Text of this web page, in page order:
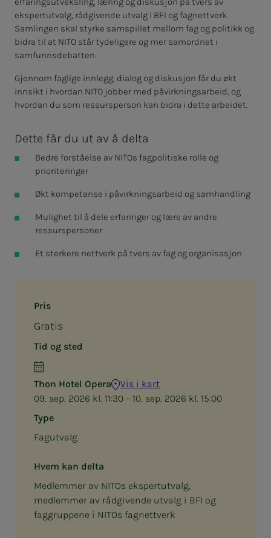
Pris
Gratis
Tid og sted
Thon Hotel Opera
Vis i kart
09. sep. 2026 kl. 11:30 – 10. sep. 2026 kl. 15:00
Type
Fagutvalg
Hvem kan delta
Medlemmer av NITOs ekspertutvalg,
medlemmer av rådgivende utvalg i BFI og
faggruppene i NITOs fagnettverk
ekspertutvalg, rådgivende utvalg i BFI og fagnettverk.
Samlingen skal styrke samspillet mellom fag og politikk og
bidra til at NITO står tydeligere og mer samordnet i
samfunnsdebatten.
Gjennom faglige innlegg, dialog og diskusjon får du økt
innsikt i hvordan NITO jobber med påvirkningsarbeid, og
hvordan du som ressursperson kan bidra i dette arbeidet.
Dette får du ut av å delta
Bedre forståelse av NITOs fagpolitiske rolle og
prioriteringer
Økt kompetanse i påvirkningsarbeid og samhandling
Mulighet til å dele erfaringer og lære av andre
ressurspersoner
Et sterkere nettverk på tvers av fag og organisasjon